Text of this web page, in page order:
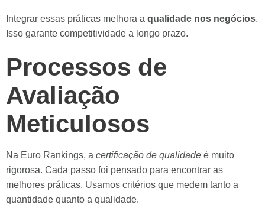
Integrar essas práticas melhora a qualidade nos negócios.
Isso garante competitividade a longo prazo.
Processos de
Avaliação
Meticulosos
Na Euro Rankings, a certificação de qualidade é muito
rigorosa. Cada passo foi pensado para encontrar as
melhores práticas. Usamos critérios que medem tanto a
quantidade quanto a qualidade.